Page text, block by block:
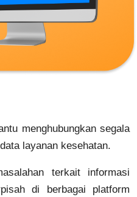
menghubungkan segala
layanan kesehatan.
terkait informasi
di berbagai platform